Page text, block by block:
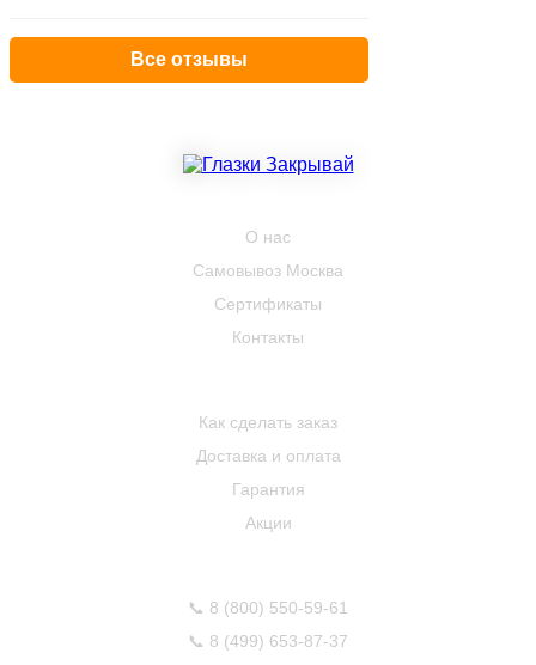
Все отзывы
О нас
Самовывоз Москва
Сертификаты
Контакты
Как сделать заказ
Доставка и оплата
Гарантия
Акции
📞 8 (800) 550-59-61
📞 8 (499) 653-87-37